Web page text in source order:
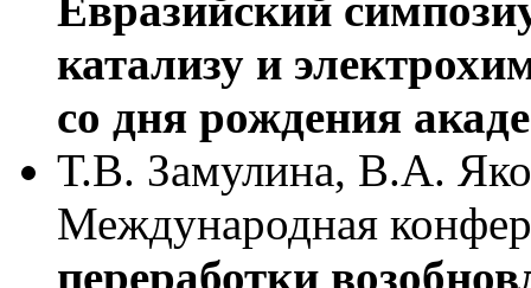
катализу и
со дня рождения
Т.В. Замулина, В.А.
Международная
переработки